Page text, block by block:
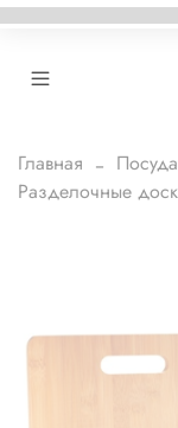
Главная Посуда
Разделочные